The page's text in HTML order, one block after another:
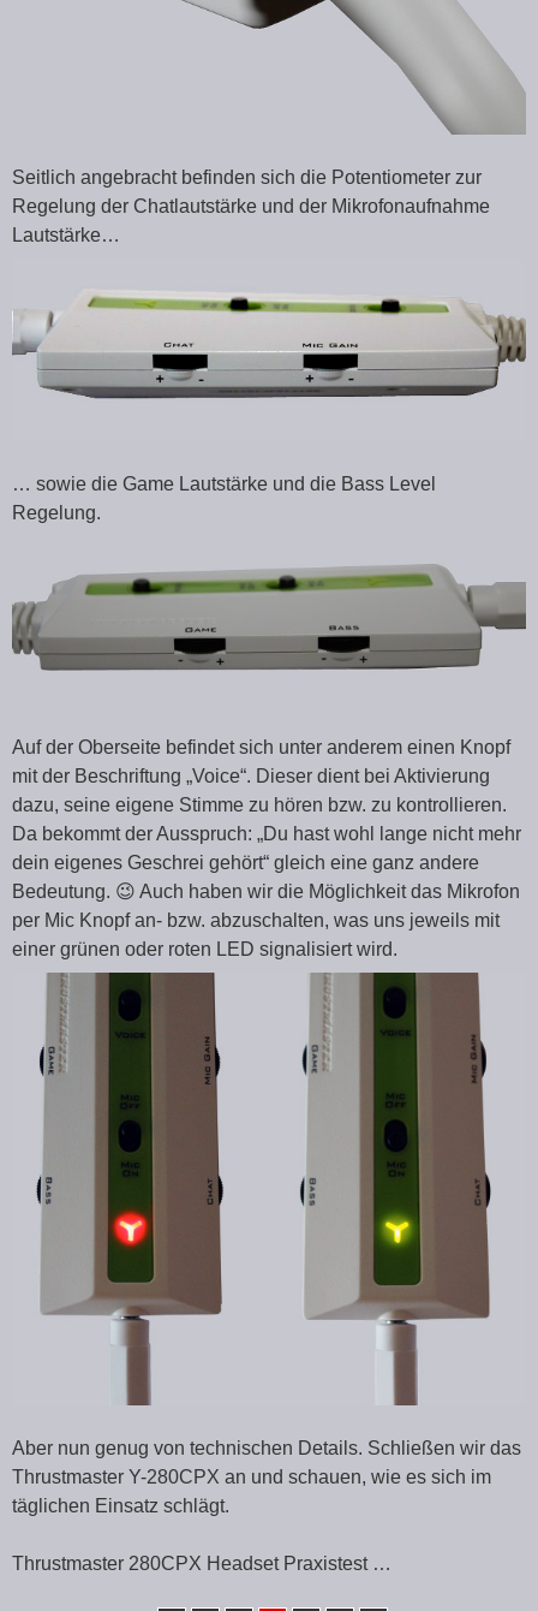
Seitlich angebracht befinden sich die Potentiometer zur
Regelung der Chatlautstärke und der Mikrofonaufnahme
Lautstärke…
… sowie die Game Lautstärke und die Bass Level
Regelung.
Auf der Oberseite befindet sich unter anderem einen Knopf
mit der Beschriftung „Voice“. Dieser dient bei Aktivierung
dazu, seine eigene Stimme zu hören bzw. zu kontrollieren.
Da bekommt der Ausspruch: „Du hast wohl lange nicht mehr
dein eigenes Geschrei gehört“ gleich eine ganz andere
Bedeutung. 😉 Auch haben wir die Möglichkeit das Mikrofon
per Mic Knopf an- bzw. abzuschalten, was uns jeweils mit
einer grünen oder roten LED signalisiert wird.
Aber nun genug von technischen Details. Schließen wir das
Thrustmaster Y-280CPX an und schauen, wie es sich im
täglichen Einsatz schlägt.
Thrustmaster 280CPX Headset Praxistest …